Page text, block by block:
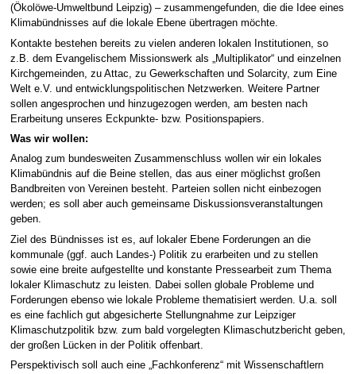
(Ökolöwe-Umweltbund Leipzig) – zusammengefunden, die die Idee eines
Klimabündnisses auf die lokale Ebene übertragen möchte.
Kontakte bestehen bereits zu vielen anderen lokalen Institutionen, so
z.B. dem Evangelischem Missionswerk als „Multiplikator“ und einzelnen
Kirchgemeinden, zu Attac, zu Gewerkschaften und Solarcity, zum Eine
Welt e.V. und entwicklungspolitischen Netzwerken. Weitere Partner
sollen angesprochen und hinzugezogen werden, am besten nach
Erarbeitung unseres Eckpunkte- bzw. Positionspapiers.
Was wir wollen:
Analog zum bundesweiten Zusammenschluss wollen wir ein lokales
Klimabündnis auf die Beine stellen, das aus einer möglichst großen
Bandbreiten von Vereinen besteht. Parteien sollen nicht einbezogen
werden; es soll aber auch gemeinsame Diskussionsveranstaltungen
geben.
Ziel des Bündnisses ist es, auf lokaler Ebene Forderungen an die
kommunale (ggf. auch Landes-) Politik zu erarbeiten und zu stellen
sowie eine breite aufgestellte und konstante Pressearbeit zum Thema
lokaler Klimaschutz zu leisten. Dabei sollen globale Probleme und
Forderungen ebenso wie lokale Probleme thematisiert werden. U.a. soll
es eine fachlich gut abgesicherte Stellungnahme zur Leipziger
Klimaschutzpolitik bzw. zum bald vorgelegten Klimaschutzbericht geben,
der großen Lücken in der Politik offenbart.
Perspektivisch soll auch eine „Fachkonferenz“ mit Wissenschaftlern